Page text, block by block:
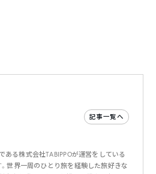
記事一覧へ
ある株式会社TABIPPOが運営をしている
。世界一周のひとり旅を経験した旅好きな